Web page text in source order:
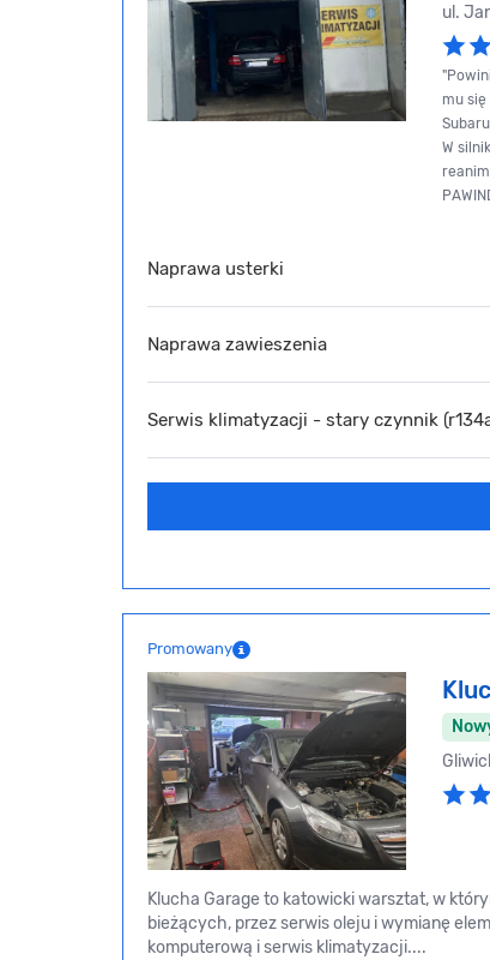
ul.
mu
W
Naprawa usterki
Naprawa zawieszenia
Serwis klimatyzacji - stary czynnik
Promowany
Klucha Garage to katowicki warsztat, w
bieżących, przez serwis oleju i wymianę
komputerową i serwis klimatyzacji....